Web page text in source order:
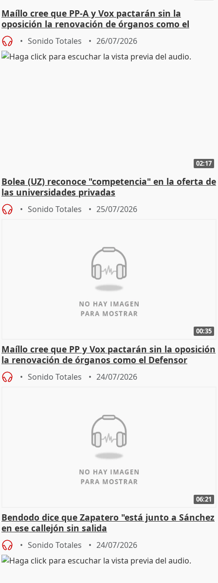
Maíllo cree que PP-A y Vox pactarán sin la
oposición la renovación de órganos como el
Defensor
Sonido Totales 26/07/2026
02:17
Bolea (UZ) reconoce "competencia" en la oferta de
las universidades privadas
Sonido Totales 25/07/2026
00:35
Maíllo cree que PP y Vox pactarán sin la oposición
la renovación de órganos como el Defensor
Sonido Totales 24/07/2026
06:21
Bendodo dice que Zapatero "está junto a Sánchez
en ese callejón sin salida
Sonido Totales 24/07/2026